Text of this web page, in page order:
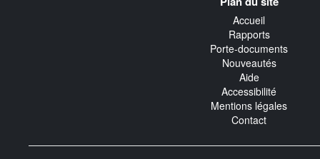
Accueil
Rapports
Porte-documents
Nouveautés
Aide
Accessibilité
Mentions légales
Contact